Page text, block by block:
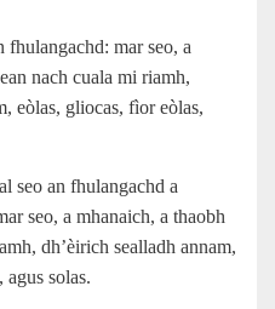
fhulangachd: mar seo, a
nach cuala mi riamh,
eòlas, gliocas, fìor eòlas,
seo an fhulangachd a
seo, a mhanaich, a thaobh
dh’èirich sealladh annam,
solas.